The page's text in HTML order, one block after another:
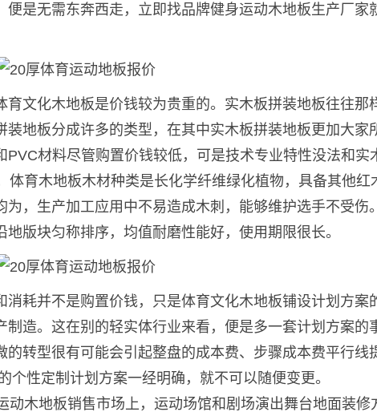
是无需东奔西走，立即找品牌健身运动木地板生产厂家
文化木地板是价钱较为贵重的。实木板拼装地板往往那
地板分成许多的类型，在其中实木板拼装地板更加大家
材料尽管购置价钱较低，可是技术专业特性没法和实
体育木地板木材种类是长化学纤维绿化植物，具备其他红
，生产加工应用中不易造成木刺，能够维护选手不受伤
版块匀称排序，均值耐磨性能好，使用期限很长。
耗并不是购置价钱，只是体育文化木地板铺设计划方案
造。这在别的轻实体行业来看，便是多一套计划方案的
转型很有可能会引起整盘的成本费、步骤成本费平行线
性定制计划方案一经明确，就不可以随便变更。
动木地板销售市场上，运动场馆和剧场演出舞台地面装修